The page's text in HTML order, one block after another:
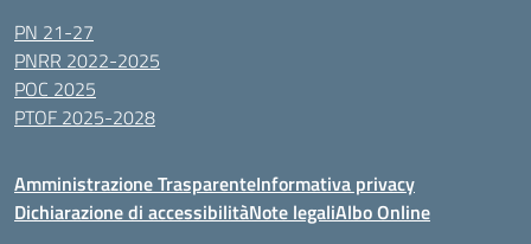
PN 21-27
PNRR 2022-2025
POC 2025
PTOF 2025-2028
Amministrazione TrasparenteInformativa privacy
Dichiarazione di accessibilitàNote legaliAlbo Online